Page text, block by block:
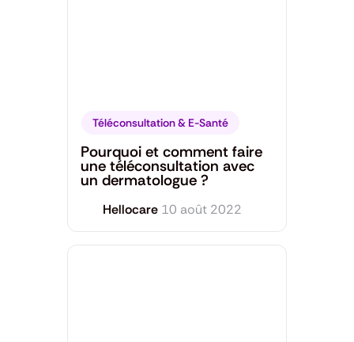
Téléconsultation & E-Santé
Pourquoi et comment faire
une téléconsultation avec
un dermatologue ?
Hellocare 10 août 2022